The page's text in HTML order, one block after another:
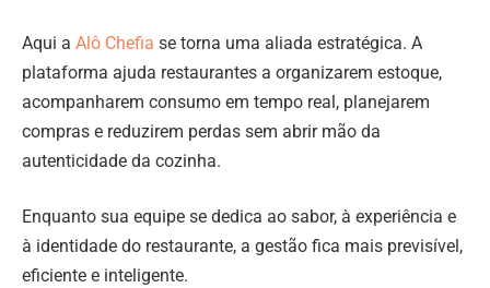
Aqui a Alô Chefia se torna uma aliada estratégica. A
plataforma ajuda restaurantes a organizarem estoque,
acompanharem consumo em tempo real, planejarem
compras e reduzirem perdas sem abrir mão da
autenticidade da cozinha.
Enquanto sua equipe se dedica ao sabor, à experiência e
à identidade do restaurante, a gestão fica mais previsível,
eficiente e inteligente.